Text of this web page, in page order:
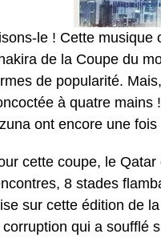
le ! Cette musique
de la Coupe du
de popularité.
à quatre mains
ont encore une
cette coupe, le
8 stades
sur cette édition de
corruption qui a soufflé